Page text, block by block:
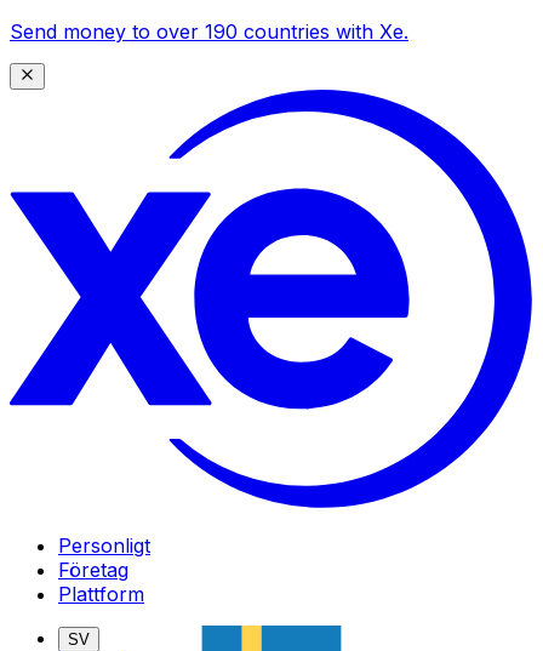
Send money to over 190 countries with Xe.
Personligt
Företag
Plattform
SV